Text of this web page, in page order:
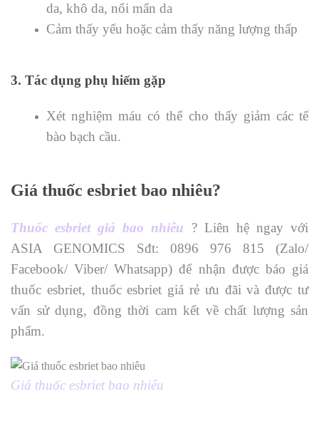
da, khô da, nổi mẩn da
Cảm thấy yếu hoặc cảm thấy năng lượng thấp
3. Tác dụng phụ hiếm gặp
Xét nghiệm máu có thể cho thấy giảm các tế
bào bạch cầu.
Giá thuốc esbriet bao nhiêu?
Thuốc esbriet giá bao nhiêu ? Liên hệ ngay với
ASIA GENOMICS Sđt: 0896 976 815 (Zalo/
Facebook/ Viber/ Whatsapp) để nhận được báo giá
thuốc esbriet, thuốc esbriet giá rẻ ưu đãi và được tư
vấn sử dụng, đồng thời cam kết về chất lượng sản
phẩm.
Giá thuốc esbriet bao nhiêu